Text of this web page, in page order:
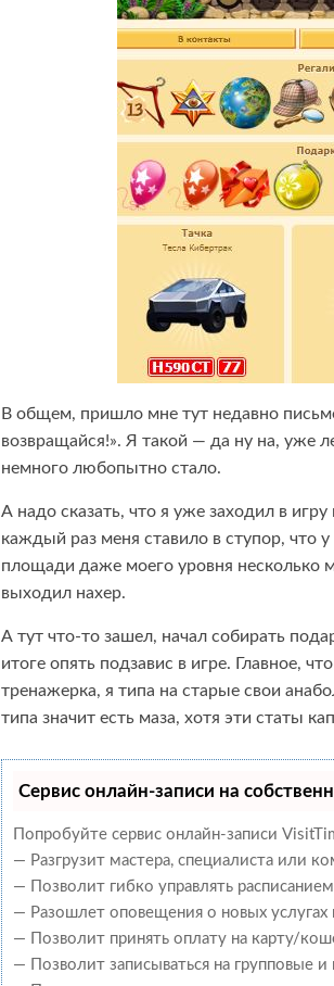
В общем, пришло мне тут недавно
возвращайся!». Я такой — да ну на, уже
немного любопытно стало.
А надо сказать, что я уже заходил в
каждый раз меня ставило в ступор, что
площади даже моего уровня несколько
выходил нахер.
А тут что-то зашел, начал собирать
итоге опять подзавис в игре. Главное,
тренажерка, я типа на старые свои
типа значит есть маза, хотя эти статы
Сервис онлайн-записи на
Попробуйте сервис онлайн-записи
— Разгрузит мастера, специалиста или
— Позволит гибко управлять
— Разошлет оповещения о новых услугах
— Позволит принять оплату на карту/
— Позволит записываться на групповые